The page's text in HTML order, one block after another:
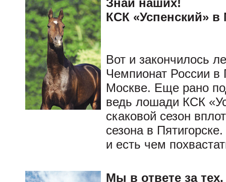
Знай наших!
КСК «Успенский» в
Вот и закончилось
Чемпионат России в
Москве. Еще рано
ведь лошади КСК
скаковой сезон
сезона в
и есть чем
Мы в ответе за